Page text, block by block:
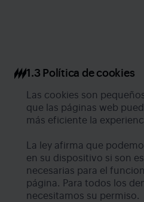
1.3 Política de cookies
Las cookies son
que las páginas web
más eficiente la
La ley afirma que
en su dispositivo si son
necesarias para el
página. Para todos los
necesitamos su permiso.